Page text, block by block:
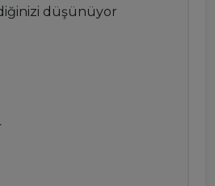
düşünüyor